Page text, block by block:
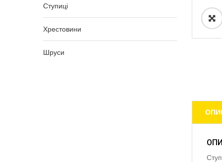
Ступиці
Хрестовини
Шруси